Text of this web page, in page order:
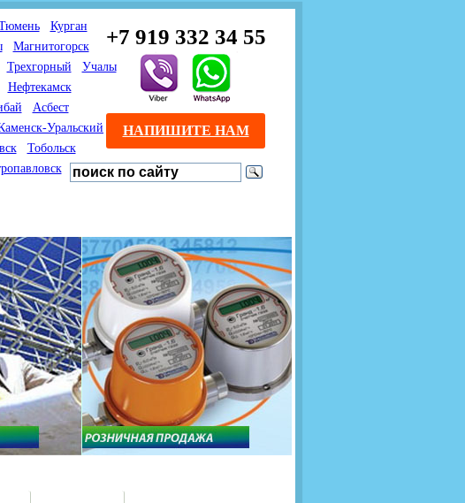
+7 919 332 34 55
Курган
Магнитогорск
Трехгорный
Учалы
Нефтекамск
Асбест
Уральский
Тобольск
НАПИШИТЕ НАМ
на
будет
Предлагаем взаимовыгодное
сотрудничество
монтажникам газового
оборудования. Если Вы
занимаетесь установкой
газового оборудования, мы
предлагаем Вам оптовые
цены и документарное
сопровождение Ваших
продаж (берем всю
бухгалтерию "на себя")